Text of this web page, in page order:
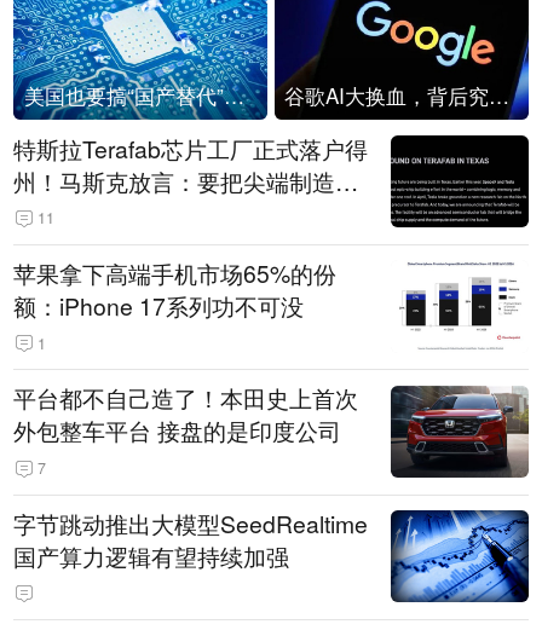
美国也要搞“国产替代”？先算清三笔账 谷歌AI大换血，背后究竟发生了什么？
特斯拉Terafab芯片工厂正式落户得
州！马斯克放言：要把尖端制造带
回美国
11
苹果拿下高端手机市场65%的份
额：iPhone 17系列功不可没
1
平台都不自己造了！本田史上首次
外包整车平台 接盘的是印度公司
7
字节跳动推出大模型SeedRealtime
国产算力逻辑有望持续加强